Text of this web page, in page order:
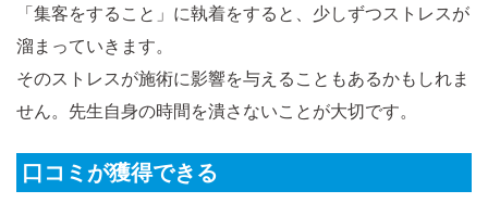
「集客をすること」に執着をすると、少しずつストレスが
溜まっていきます。
そのストレスが施術に影響を与えることもあるかもしれま
せん。先生自身の時間を潰さないことが大切です。
口コミが獲得できる